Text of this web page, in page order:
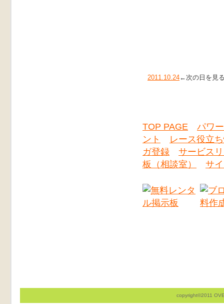
2011.10.24←次の日を見
TOP PAGE
パワ
ント
レース役立
ガ登録
サービス
板（相談室）
サ
copyright©2011